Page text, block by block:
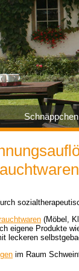
Schnäppchen
(Möbel,
eigene Produkte
leckeren
im Raum